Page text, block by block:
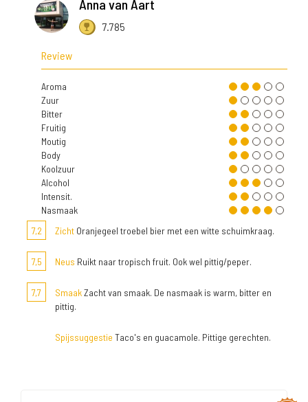
Anna van Aart
7.785
Review
Aroma
Zuur
Bitter
Fruitig
Moutig
Body
Koolzuur
Alcohol
Intensit.
Nasmaak
7,2
Zicht Oranjegeel troebel bier met een witte schuimkraag.
7,5 Neus Ruikt naar tropisch fruit. Ook wel pittig/peper.
7,7 SmaakZacht van smaak. De nasmaak is warm, bitter en
pittig.
Spijssuggestie Taco's en guacamole. Pittige gerechten.